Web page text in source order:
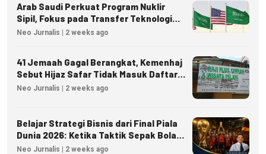
Arab Saudi Perkuat Program Nuklir
Sipil, Fokus pada Transfer Teknologi
dan Kedaulatan Energi
Neo Jurnalis | 2 weeks ago
41 Jemaah Gagal Berangkat, Kemenhaj
Sebut Hijaz Safar Tidak Masuk Daftar
Resmi PPIU
Neo Jurnalis | 2 weeks ago
Belajar Strategi Bisnis dari Final Piala
Dunia 2026: Ketika Taktik Sepak Bola
Menjadi Inspirasi Kesuksesan Bisnis
Neo Jurnalis | 2 weeks ago